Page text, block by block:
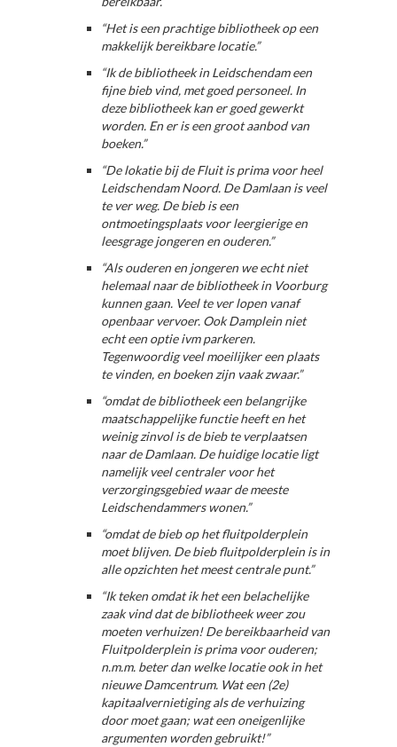
“Het is een prachtige bibliotheek op een
makkelijk bereikbare locatie.”
“Ik de bibliotheek in Leidschendam een
fijne bieb vind, met goed personeel. In
deze bibliotheek kan er goed gewerkt
worden. En er is een groot aanbod van
boeken.”
“De lokatie bij de Fluit is prima voor heel
Leidschendam Noord. De Damlaan is veel
te ver weg. De bieb is een
ontmoetingsplaats voor leergierige en
leesgrage jongeren en ouderen.”
“Als ouderen en jongeren we echt niet
helemaal naar de bibliotheek in Voorburg
kunnen gaan. Veel te ver lopen vanaf
openbaar vervoer. Ook Damplein niet
echt een optie ivm parkeren.
Tegenwoordig veel moeilijker een plaats
te vinden, en boeken zijn vaak zwaar.”
“omdat de bibliotheek een belangrijke
maatschappelijke functie heeft en het
weinig zinvol is de bieb te verplaatsen
naar de Damlaan. De huidige locatie ligt
namelijk veel centraler voor het
verzorgingsgebied waar de meeste
Leidschendammers wonen.”
“omdat de bieb op het fluitpolderplein
moet blijven. De bieb fluitpolderplein is in
alle opzichten het meest centrale punt.”
“Ik teken omdat ik het een belachelijke
zaak vind dat de bibliotheek weer zou
moeten verhuizen! De bereikbaarheid van
Fluitpolderplein is prima voor ouderen;
n.m.m. beter dan welke locatie ook in het
nieuwe Damcentrum. Wat een (2e)
kapitaalvernietiging als de verhuizing
door moet gaan; wat een oneigenlijke
argumenten worden gebruikt!”